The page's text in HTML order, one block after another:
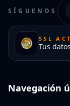
SÍGUENOS
SSL
Tus
Navegación